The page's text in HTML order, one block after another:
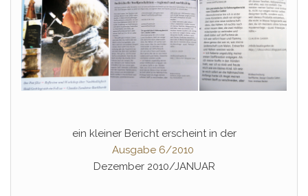
ein kleiner Bericht erscheint in der
Ausgabe 6/2010
Dezember 2010/JANUAR